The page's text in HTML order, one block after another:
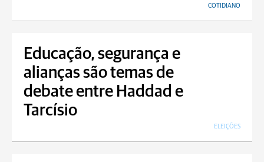
COTIDIANO
Educação, segurança e
alianças são temas de
debate entre Haddad e
Tarcísio
ELEIÇÕES